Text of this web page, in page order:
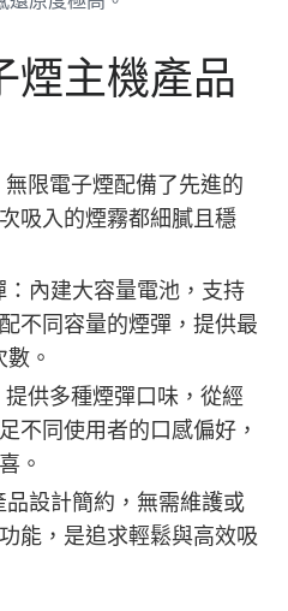
煙主機產品
限電子煙配備了先進的
吸入的煙霧都細膩且穩
內建大容量電池，支持
不同容量的煙彈，提供最
。
供多種煙彈口味，從經
不同使用者的口感偏好，
。
設計簡約，無需維護或
能，是追求輕鬆與高效吸